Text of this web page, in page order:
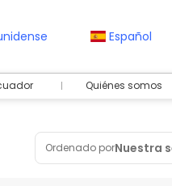
Español
Quiénes somos
Ordenado porNuestra